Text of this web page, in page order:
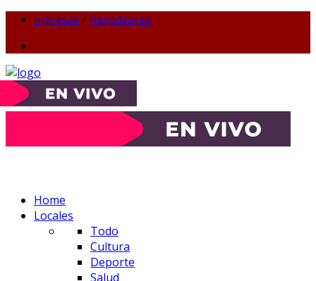
Ingresar/ Registrarse
Home
Locales
Todo
Cultura
Deporte
Salud